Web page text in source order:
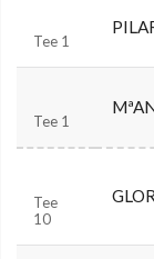
Tee 1
Tee 1
Tee
10